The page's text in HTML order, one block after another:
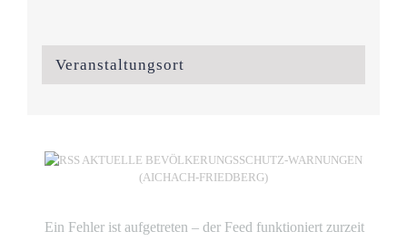
Veranstaltungsort
AKTUELLE BEVÖLKERUNGSSCHUTZ-WARNUNGEN
(AICHACH-FRIEDBERG)
Ein Fehler ist aufgetreten – der Feed funktioniert zurzeit